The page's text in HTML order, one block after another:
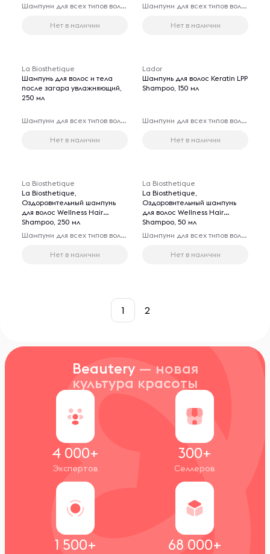
Шампуни для всех типов волос
Нет в наличии
Шампуни для всех типов волос
Нет в наличии
La Biosthetique
Шампунь для волос и тела
после загара увлажняющий,
250 мл
Шампуни для всех типов волос
Нет в наличии
Lador
Шампунь для волос Keratin LPP
Shampoo, 150 мл
Шампуни для всех типов волос
Нет в наличии
La Biosthetique
La Biosthetique,
Оздоровительный шампунь
для волос Wellness Hair
Shampoo, 250 мл
Шампуни для всех типов волос
Нет в наличии
La Biosthetique
La Biosthetique,
Оздоровительный шампунь
для волос Wellness Hair
Shampoo, 50 мл
Шампуни для всех типов волос
Нет в наличии
1 2
Beautery — новая
культура красоты
4 000+
Экспертов
300+
Селлеров
1 500+ 68 000+